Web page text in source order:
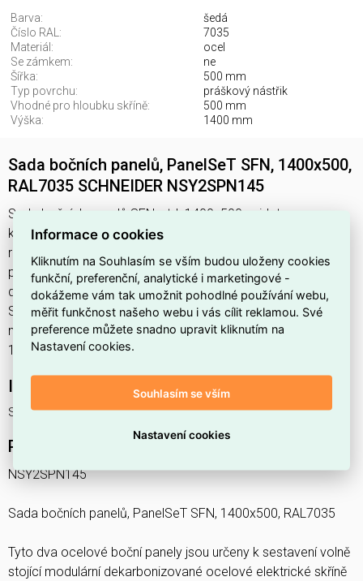
Barva:
šedá
Číslo RAL:
7035
Materiál:
ocel
Se zámkem:
ne
Šířka:
500 mm
Typ povrchu:
práškový nástřik
Vhodné pro hloubku skříně:
500 mm
Výška:
1400 mm
Sada bočních panelů, PanelSeT SFN, 1400x500,
RAL7035 SCHNEIDER NSY2SPN145
Sada bočních panelů SFN, std. 1400x500 najdete v
kategoriích Skříně, rozvodnice, Příslušenství pro skříně a
rozvaděče, Bočnice, Rozvodnice, výkonové spínací a jistící
prvky, výrobce Schneider, EAN 3606486104323, kód
dodavatele NSY2SPN145. Sada bočních panelů, PanelSeT
SFN, 1400x500, RAL7035 SCHNEIDER NSY2SPN145
nabízíme od 1 ks. Kód EMAS Sada bočních panelů SFN, std.
1400x500 je ELOSOS1872144.
Interní název produktu
Sada bočních panelů SFN, std. 1400x500
Podrobný popis produktu
NSY2SPN145
Sada bočních panelů, PanelSeT SFN, 1400x500, RAL7035
Tyto dva ocelové boční panely jsou určeny k sestavení volně
stojící modulární dekarbonizované ocelové elektrické skříně
Informace o cookies
Kliknutím na Souhlasím se vším budou uloženy cookies
funkční, preferenční, analytické i marketingové -
dokážeme vám tak umožnit pohodlné používání webu,
měřit funkčnost našeho webu i vás cílit reklamou. Své
preference můžete snadno upravit kliknutím na
Nastavení cookies.
Souhlasím se vším
Nastavení cookies